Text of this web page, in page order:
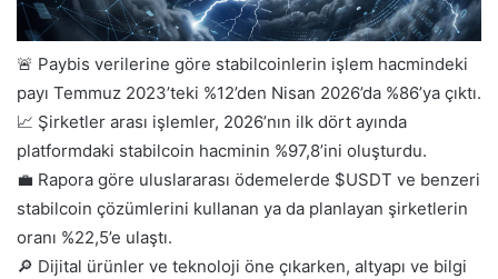
🚨 Paybis verilerine göre stabilcoinlerin işlem hacmindeki
payı Temmuz 2023’teki %12’den Nisan 2026’da %86’ya çıktı.
📈 Şirketler arası işlemler, 2026’nın ilk dört ayında
platformdaki stabilcoin hacminin %97,8’ini oluşturdu.
💼 Rapora göre uluslararası ödemelerde $USDT ve benzeri
stabilcoin çözümlerini kullanan ya da planlayan şirketlerin
oranı %22,5’e ulaştı.
🔎 Dijital ürünler ve teknoloji öne çıkarken, altyapı ve bilgi